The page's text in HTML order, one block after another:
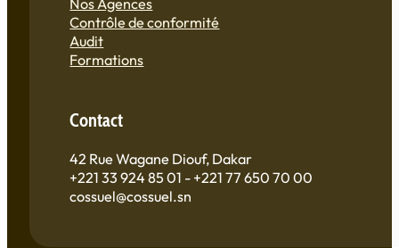
Nos Agences
Contrôle de conformité
Audit
Formations
Contact
42 Rue Wagane Diouf, Dakar
+221 33 924 85 01 - +221 77 650 70 00
cossuel@cossuel.sn